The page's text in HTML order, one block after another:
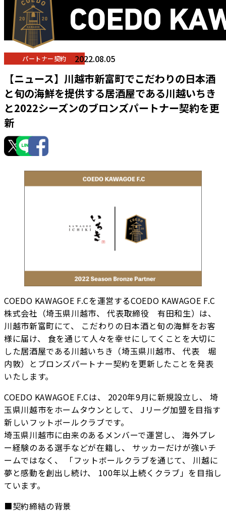
パートナー契約 2022.08.05
【ニュース】川越市新富町でこだわりの日本酒
と旬の海鮮を提供する居酒屋である川越いちき
と2022シーズンのブロンズパートナー契約を更
新
COEDO KAWAGOE F.Cを運営するCOEDO KAWAGOE F.C
株式会社（埼玉県川越市、 代表取締役 有田和生）は、
川越市新富町にて、 こだわりの日本酒と旬の海鮮をお客
様に届け、 食を通じて人々を幸せにしてくことを大切に
した居酒屋である川越いちき（埼玉県川越市、 代表 堀
内敦）とブロンズパートナー契約を更新したことを発表
いたします。
COEDO KAWAGOE F.Cは、 2020年9月に新規設立し、 埼
玉県川越市をホームタウンとして、 Jリーグ加盟を目指す
新しいフットボールクラブです。
埼玉県川越市に由来のあるメンバーで運営し、 海外プレ
ー経験のある選手などが在籍し、 サッカーだけが強いチ
ームではなく、 「フットボールクラブを通じて、 川越に
夢と感動を創出し続け、 100年以上続くクラブ」を目指し
ています。
■契約締結の背景